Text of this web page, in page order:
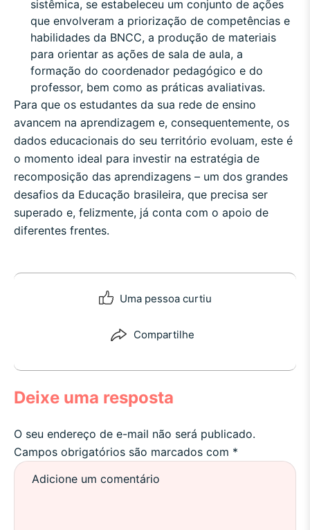
sistêmica, se estabeleceu um conjunto de ações
que envolveram a priorização de competências e
habilidades da BNCC, a produção de materiais
para orientar as ações de sala de aula, a
formação do coordenador pedagógico e do
professor, bem como as práticas avaliativas.
Para que os estudantes da sua rede de ensino
avancem na aprendizagem e, consequentemente, os
dados educacionais do seu território evoluam, este é
o momento ideal para investir na estratégia de
recomposição das aprendizagens – um dos grandes
desafios da Educação brasileira, que precisa ser
superado e, felizmente, já conta com o apoio de
diferentes frentes.
Uma pessoa curtiu
Compartilhe
Deixe uma resposta
O seu endereço de e-mail não será publicado.
Campos obrigatórios são marcados com *